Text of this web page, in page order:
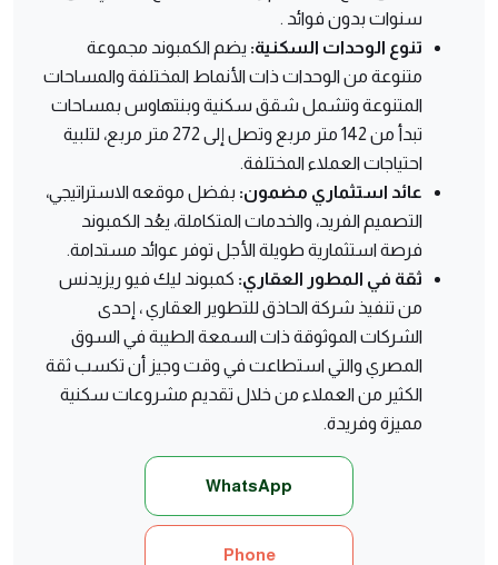
سنوات بدون فوائد .
تنوع الوحدات السكنية: يضم الكمبوند مجموعة
متنوعة من الوحدات ذات الأنماط المختلفة والمساحات
المتنوعة وتشمل شقق سكنية وبنتهاوس بمساحات
تبدأ من 142 متر مربع وتصل إلى 272 متر مربع، لتلبية
احتياجات العملاء المختلفة.
عائد استثماري مضمون: بفضل موقعه الاستراتيجي،
التصميم الفريد، والخدمات المتكاملة، يعُد الكمبوند
فرصة استثمارية طويلة الأجل توفر عوائد مستدامة.
ثقة في المطور العقاري: كمبوند ليك فيو ريزيدنس
من تنفيذ شركة الحاذق للتطوير العقاري ، إحدى
الشركات الموثوقة ذات السمعة الطيبة في السوق
المصري والتي استطاعت في وقت وجيز أن تكسب ثقة
الكثير من العملاء من خلال تقديم مشروعات سكنية
مميزة وفريدة.
WhatsApp
Phone